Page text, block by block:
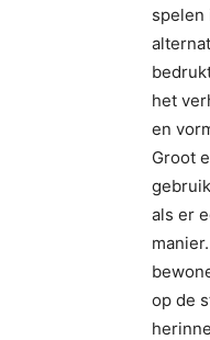
spelen
het
en
Groot
als er
op de